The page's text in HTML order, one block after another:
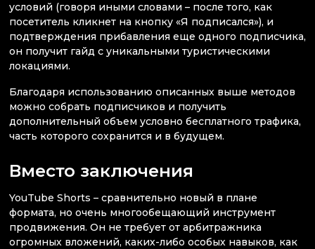
условий (говоря иными словами – после того, как
посетитель кликнет на кнопку «Я подписался»), и
подтверждения прибавления еще одного подписчика,
он получит гайд с уникальными туристическими
локациями.
Благодаря использованию описанных выше методов
можно собрать подписчиков и получить
дополнительный объем условно бесплатного трафика,
часть которого сохранится и в будущем.
Вместо заключения
YouTube Shorts – сравнительно новый в плане
формата, но очень многообещающий инструмент
продвижения. Он не требует от арбитражника
огромных вложений, каких-либо особых навыков, как